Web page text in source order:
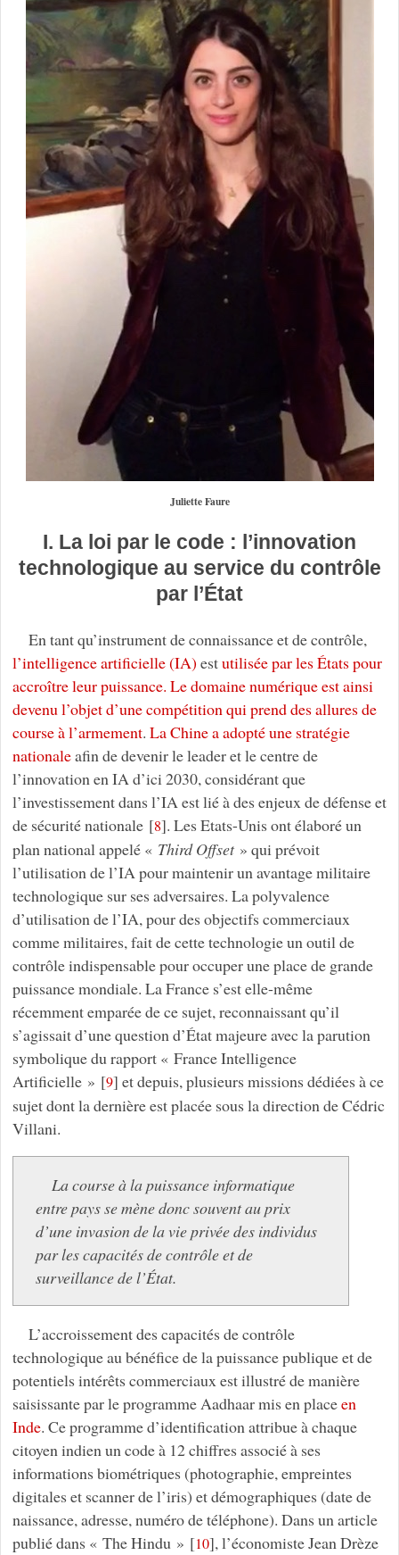
Juliette Faure
I. La loi par le code : l’innovation
technologique au service du contrôle
par l’État
En tant qu’instrument de connaissance et de contrôle,
l’intelligence artificielle (IA) estutilisée par les États pour
accroître leur puissance. Le domaine numérique est ainsi
devenu l’objet d’une compétition qui prend des allures de
course à l’armement. La Chine a adopté une stratégie
nationaleafin de devenir le leader et le centre de
l’innovation en IA d’ici 2030, considérant que
l’investissement dans l’IA est lié à des enjeux de défense et
de sécurité nationale[8]. Les Etats-Unis ont élaboré un
plan national appelé « Third Offset» qui prévoit
l’utilisation de l’IA pour maintenir un avantage militaire
technologique sur ses adversaires. La polyvalence
d’utilisation de l’IA, pour des objectifs commerciaux
comme militaires, fait de cette technologie un outil de
contrôle indispensable pour occuper une place de grande
puissance mondiale. La France s’est elle-même
récemment emparée de ce sujet, reconnaissant qu’il
s’agissait d’une question d’État majeure avec la parution
symbolique du rapport « France Intelligence
Artificielle » [9] et depuis, plusieurs missions dédiées à ce
sujet dont la dernière est placée sous la direction de Cédric
Villani.
La course à la puissance informatique
entre pays se mène donc souvent au prix
d’une invasion de la vie privée des individus
par les capacités de contrôle et de
surveillance de l’État.
L’accroissement des capacités de contrôle
technologique au bénéfice de la puissance publique et de
potentiels intérêts commerciaux est illustré de manière
saisissante par le programme Aadhaar mis en placeen
Inde. Ce programme d’identification attribue à chaque
citoyen indien un code à 12 chiffres associé à ses
informations biométriques (photographie, empreintes
digitales et scanner de l’iris) et démographiques (date de
naissance, adresse, numéro de téléphone). Dans un article
publié dans « The Hindu » [10], l’économiste Jean Drèze